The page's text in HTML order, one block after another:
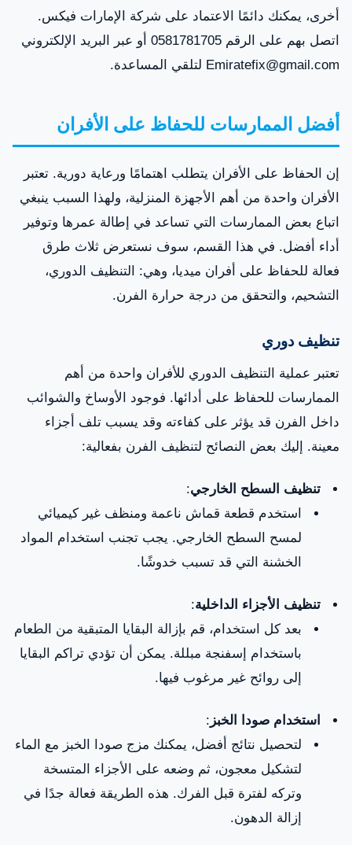
أخرى، يمكنك دائمًا الاعتماد على شركة الإمارات فيكس.
اتصل بهم على الرقم 0581781705 أو عبر البريد الإلكتروني
Emiratefix@gmail.com لتلقي المساعدة.
أفضل الممارسات للحفاظ على الأفران
إن الحفاظ على الأفران يتطلب اهتمامًا ورعاية دورية. تعتبر
الأفران واحدة من أهم الأجهزة المنزلية، ولهذا السبب ينبغي
اتباع بعض الممارسات التي تساعد في إطالة عمرها وتوفير
أداء أفضل. في هذا القسم، سوف نستعرض ثلاث طرق
فعالة للحفاظ على أفران ميديا، وهي: التنظيف الدوري،
التشحيم، والتحقق من درجة حرارة الفرن.
تنظيف دوري
تعتبر عملية التنظيف الدوري للأفران واحدة من أهم
الممارسات للحفاظ على أدائها. فوجود الأوساخ والشوائب
داخل الفرن قد يؤثر على كفاءته وقد يسبب تلف أجزاء
معينة. إليك بعض النصائح لتنظيف الفرن بفعالية:
تنظيف السطح الخارجي:
استخدم قطعة قماش ناعمة ومنظف غير كيميائي
لمسح السطح الخارجي. يجب تجنب استخدام المواد
الخشنة التي قد تسبب خدوشًا.
تنظيف الأجزاء الداخلية:
بعد كل استخدام، قم بإزالة البقايا المتبقية من الطعام
باستخدام إسفنجة مبللة. يمكن أن تؤدي تراكم البقايا
إلى روائح غير مرغوب فيها.
استخدام صودا الخبز :
لتحصيل نتائج أفضل، يمكنك مزج صودا الخبز مع الماء
لتشكيل معجون، ثم وضعه على الأجزاء المتسخة
وتركه لفترة قبل الفرك. هذه الطريقة فعالة جدًا في
إزالة الدهون.